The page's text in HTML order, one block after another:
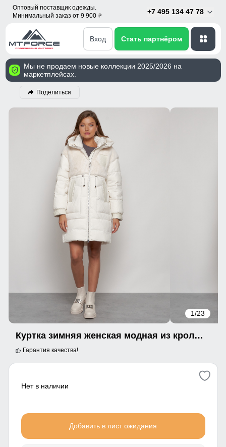
Оптовый поставщик одежды.
Минимальный заказ от 9 900 p
+7 495 134 47 78
Вход Стать партнёром
Мы не продаем новые коллекции 2025/2026 на
маркетплейсах.
Поделиться
1/23
Куртка зимняя женская модная из кроличьего меха бежевого цвета 133131B
Гарантия качества!
Нет в наличии
Добавить в лист ожидания